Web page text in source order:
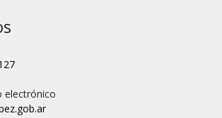
electrónico